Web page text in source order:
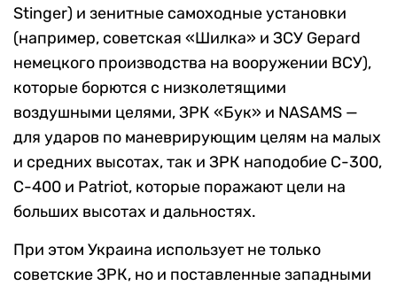
Stinger) и зенитные самоходные установки
(например, советская «Шилка» и ЗСУ Gepard
немецкого производства на вооружении ВСУ),
которые борются с низколетящими
воздушными целями, ЗРК «Бук» и NASAMS —
для ударов по маневрирующим целям на малых
и средних высотах, так и ЗРК наподобие C-300,
С-400 и Patriot, которые поражают цели на
больших высотах и дальностях.
При этом Украина использует не только
советские ЗРК, но и поставленные западными